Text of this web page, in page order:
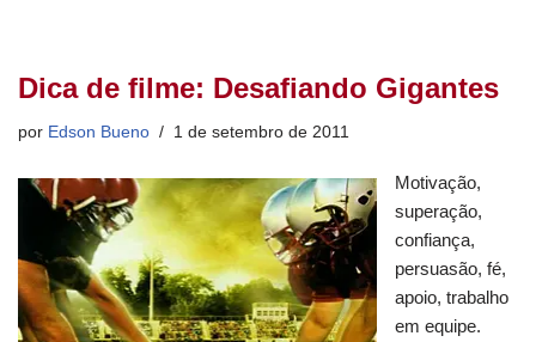
Dica de filme: Desafiando Gigantes
por Edson Bueno 1 de setembro de 2011
Motivação,
superação,
confiança,
persuasão, fé,
apoio, trabalho
em equipe.